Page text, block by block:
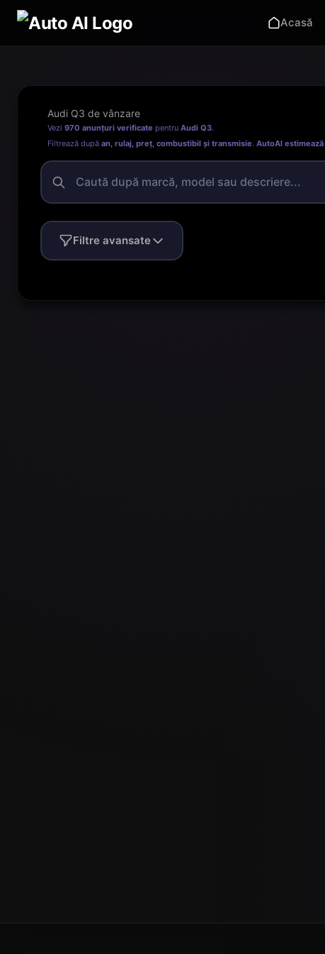
Acasă
Audi Q3 de vânzare
Vezi 970 anunțuri verificate pentru Audi Q3.
Filtrează după an, rulaj, preț, combustibil și transmisie. AutoAI estimează
Filtre avansate